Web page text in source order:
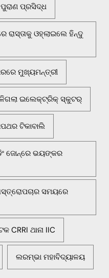
ପୁରାଣ ପ୍ରସିଦ୍ଧ
ରାସ୍ତାକୁ ଓହ୍ଲାଇଲେ ହିନ୍ଦୁ
ମୁଖ୍ୟମନ୍ତ୍ରୀ
ଇଲେକ୍ଟ୍ରିକ୍ ସ୍କୁଟର୍
ଟିକାବାଲି
ଜୋନ୍‌ରେ ଭୟଙ୍କର
ସମୟରେ
CRRI ଥାନା IIC
ଲରମ୍ଭା ମହାବିଦ୍ୟାଳୟ